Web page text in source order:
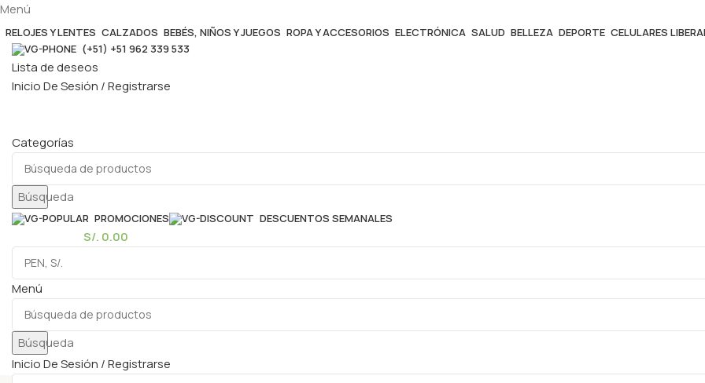
Menú
RELOJES Y LENTES CALZADOS BEBÉS, NIÑOS Y JUEGOS ROPA Y ACCESORIOS ELECTRÓNICA SALUD BELLEZA DEPORTE CELULARES
(+51) +51 962 339 533
Lista de deseos
Inicio De Sesión / Registrarse
Categorías
Búsqueda
PROMOCIONES DESCUENTOS SEMANALES
S/. 0.00
Menú
Búsqueda
Inicio De Sesión / Registrarse